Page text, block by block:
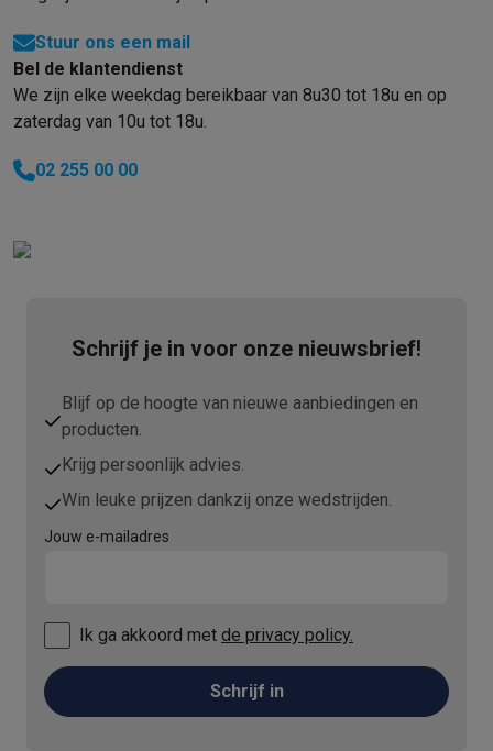
Stuur ons een mail
Bel de klantendienst
We zijn elke weekdag bereikbaar van 8u30 tot 18u en op
zaterdag van 10u tot 18u.
02 255 00 00
Schrijf je in voor onze nieuwsbrief!
Blijf op de hoogte van nieuwe aanbiedingen en
producten.
Krijg persoonlijk advies.
Win leuke prijzen dankzij onze wedstrijden.
Jouw e-mailadres
Ik ga akkoord met de privacy policy.
Schrijf in